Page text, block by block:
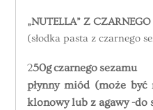
„NUTELLA” Z
(słodka pasta z czarnego
250gczarnegosezamu
płynny miód (może
klonowy lub z agawy -do